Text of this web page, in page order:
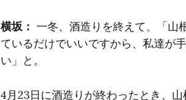
横坂： 一冬、酒造りを終えて、「山
ているだけでいいですから、私達が
い」と。
4月23日に酒造りが終わったとき、